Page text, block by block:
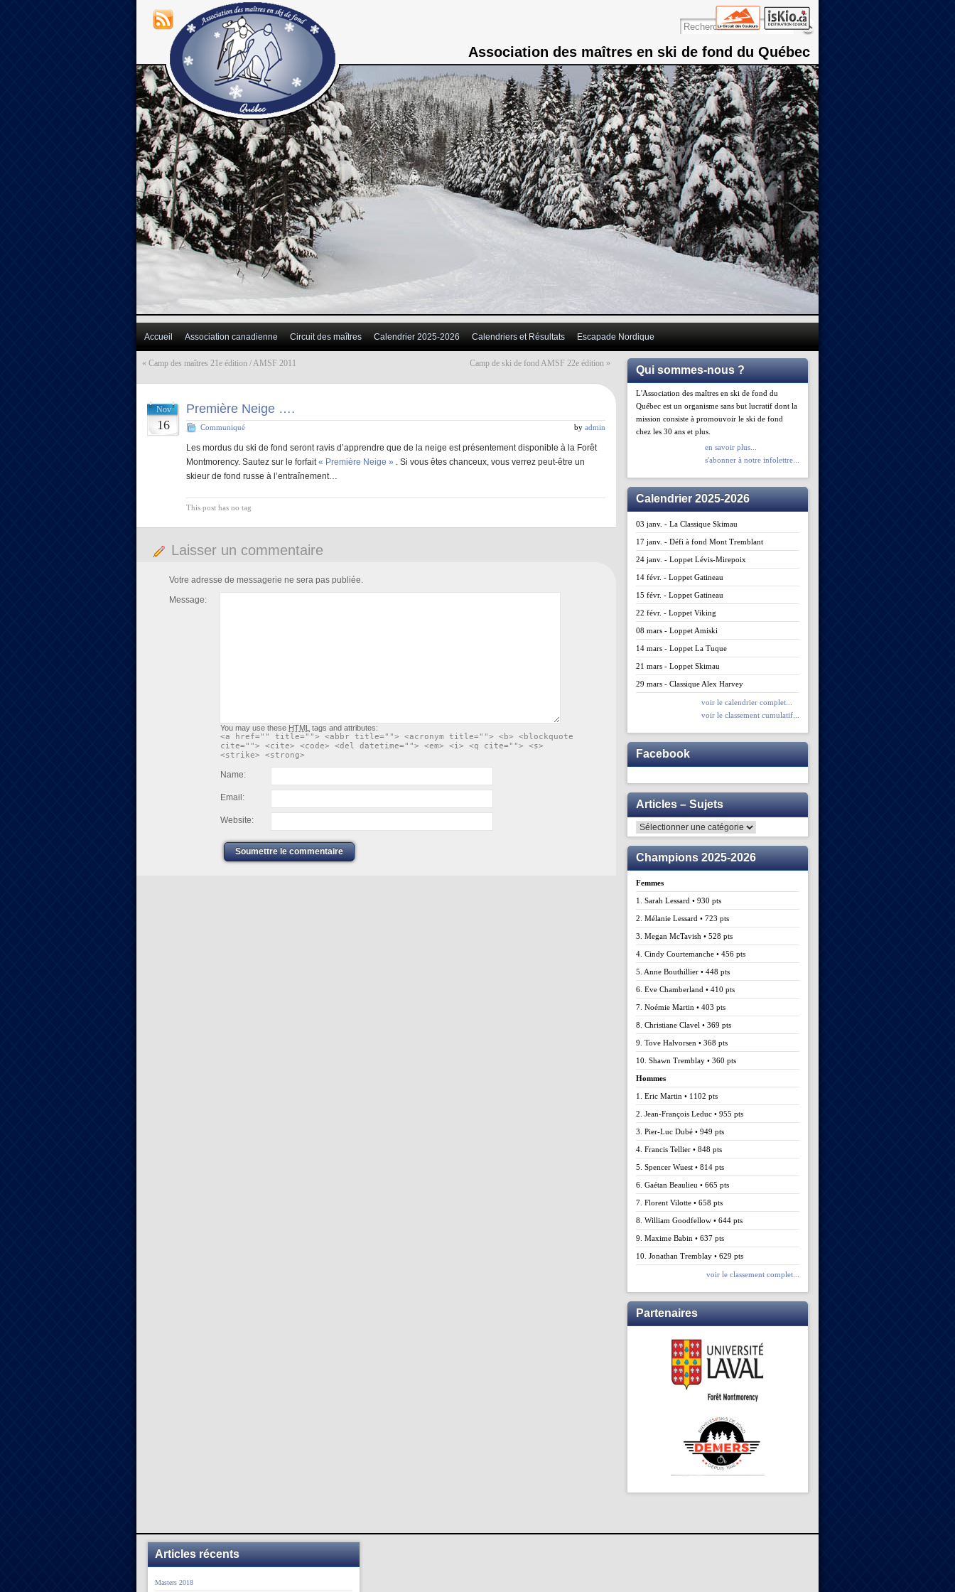
Association des maîtres en ski de fond du Québec
Accueil Association canadienne Circuit des maîtres Calendrier 2025-2026 Calendriers et Résultats Escapade Nordique
« Camp des maîtres 21e édition / AMSF 2011 Camp de ski de fond AMSF 22e édition »
Nov
16
Première Neige ….
Communiqué by admin
Les mordus du ski de fond seront ravis d’apprendre que de la neige est présentement disponible à la Forêt
Montmorency. Sautez sur le forfait« Première Neige » . Si vous êtes chanceux, vous verrez peut-être un
skieur de fond russe à l’entraînement…
This post has no tag
Laisser un commentaire
Votre adresse de messagerie ne sera pas publiée.
Message:
You may use these HTML tags and attributes:
<a href="" title=""> <abbr title=""> <acronym title=""> <b> <blockquote
cite=""> <cite> <code> <del datetime=""> <em> <i> <q cite=""> <s>
<strike> <strong>
Name:
Email:
Website:
Soumettre le commentaire
Qui sommes-nous ?
L'Association des maîtres en ski de fond du
Québec est un organisme sans but lucratif dont la
mission consiste à promouvoir le ski de fond
chez les 30 ans et plus.
en savoir plus...
s'abonner à notre infolettre...
Calendrier 2025-2026
03 janv. - La Classique Skimau
17 janv. - Défi à fond Mont Tremblant
24 janv. - Loppet Lévis-Mirepoix
14 févr. - Loppet Gatineau
15 févr. - Loppet Gatineau
22 févr. - Loppet Viking
08 mars - Loppet Amiski
14 mars - Loppet La Tuque
21 mars - Loppet Skimau
29 mars - Classique Alex Harvey
voir le calendrier complet...
voir le classement cumulatif...
Facebook
Articles – Sujets
Articles
–
Sujets
Champions 2025-2026
Femmes
1. Sarah Lessard • 930 pts
2. Mélanie Lessard • 723 pts
3. Megan McTavish • 528 pts
4. Cindy Courtemanche • 456 pts
5. Anne Bouthillier • 448 pts
6. Eve Chamberland • 410 pts
7. Noémie Martin • 403 pts
8. Christiane Clavel • 369 pts
9. Tove Halvorsen • 368 pts
10. Shawn Tremblay • 360 pts
Hommes
1. Eric Martin • 1102 pts
2. Jean-François Leduc • 955 pts
3. Pier-Luc Dubé • 949 pts
4. Francis Tellier • 848 pts
5. Spencer Wuest • 814 pts
6. Gaétan Beaulieu • 665 pts
7. Florent Vilotte • 658 pts
8. William Goodfellow • 644 pts
9. Maxime Babin • 637 pts
10. Jonathan Tremblay • 629 pts
voir le classement complet...
Partenaires
Articles récents
Masters 2018